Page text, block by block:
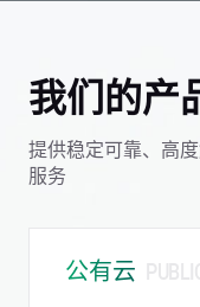
我们的产
提供稳定可靠、高
服务
公有云